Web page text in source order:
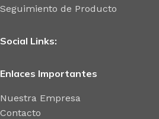
Seguimiento de Producto
Social Links:
Enlaces Importantes
Nuestra Empresa
Contacto